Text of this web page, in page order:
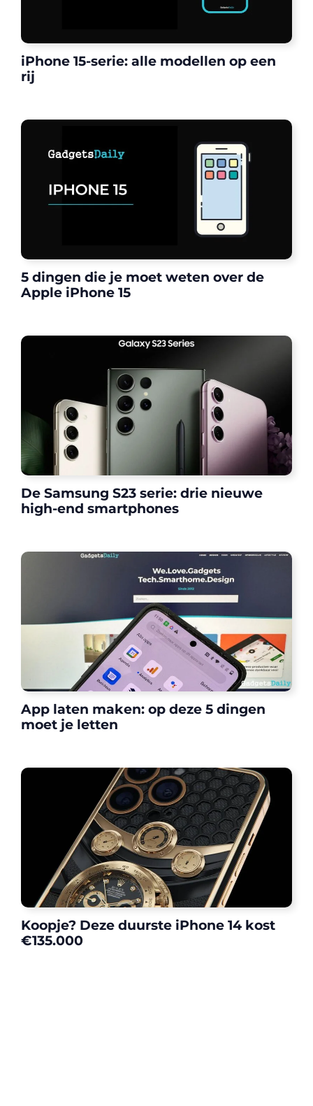
iPhone 15-serie: alle modellen op een
rij
5 dingen die je moet weten over de
Apple iPhone 15
De Samsung S23 serie: drie nieuwe
high-end smartphones
App laten maken: op deze 5 dingen
moet je letten
Koopje? Deze duurste iPhone 14 kost
€135.000